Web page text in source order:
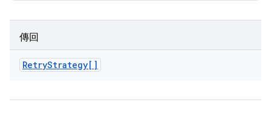
傳回
RetryStrategy[]